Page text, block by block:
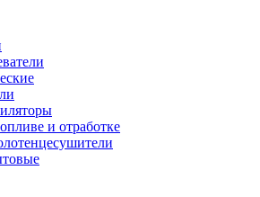
и отработке